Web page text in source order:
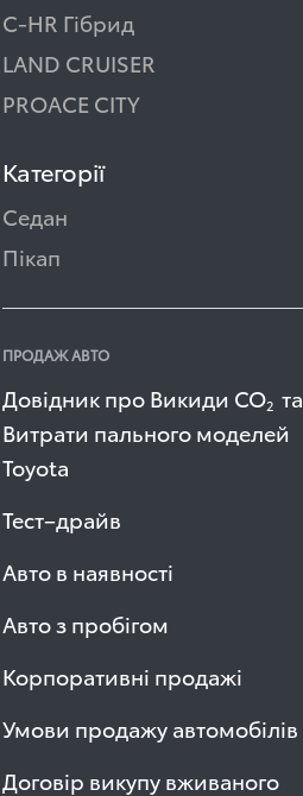
C-HR Гібрид
LAND CRUISER
PROACE CITY
Категорії
Седан
Пікап
ПРОДАЖ АВТО
Довідник про Викиди СО2 та
Витрати пального моделей
Toyota
Тест–драйв
Авто в наявності
Авто з пробігом
Корпоративні продажі
Умови продажу автомобілів
Договір викупу вживаного